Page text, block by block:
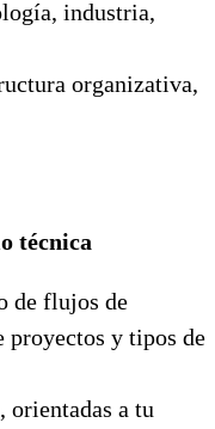
industria,
organizativa,
técnica
de flujos de
proyectos y tipos de
orientadas a tu